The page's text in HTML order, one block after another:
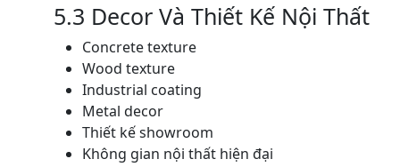
5.3 Decor Và Thiết Kế Nội Thất
Concrete texture
Wood texture
Industrial coating
Metal decor
Thiết kế showroom
Không gian nội thất hiện đại